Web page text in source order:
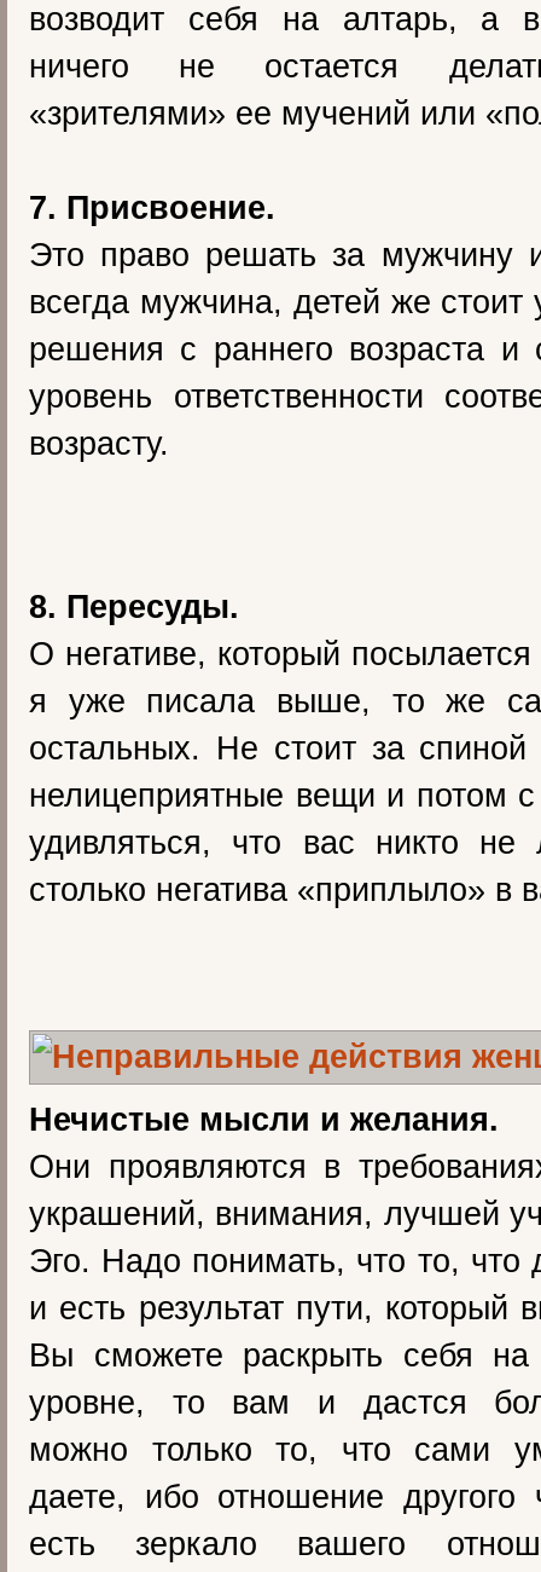
возводит себя на алтарь, а
ничего не остается
«зрителями» ее мучений или
7. Присвоение.
Это право решать за мужчину
всегда мужчина, детей же стоит
решения с раннего возраста и
уровень ответственности
возрасту.
8. Пересуды.
О негативе, который
я уже писала выше, то же
остальных. Не стоит за спиной
нелицеприятные вещи и потом
удивляться, что вас никто не
столько негатива «приплыло» в
Нечистые мысли и желания.
Они проявляются в
украшений, внимания, лучшей
Эго. Надо понимать, что то, что
и есть результат пути,
Вы сможете раскрыть себя
уровне, то вам и дастся
можно только то, что сами
даете, ибо отношение
есть зеркало вашего